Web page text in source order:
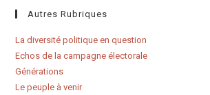
Autres Rubriques
La diversité politique en question
Echos de la campagne électorale
Générations
Le peuple à venir